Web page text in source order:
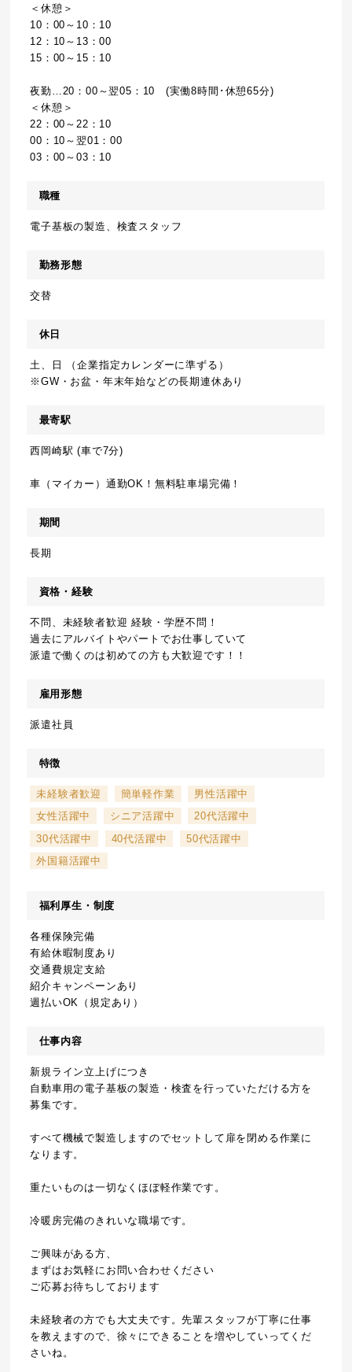
＜休憩＞
10：00～10：10
12：10～13：00
15：00～15：10
夜勤…20：00～翌05：10 (実働8時間･休憩65分)
＜休憩＞
22：00～22：10
00：10～翌01：00
03：00～03：10
職種
電子基板の製造、検査スタッフ
勤務形態
交替
休日
土、日 （企業指定カレンダーに準ずる）
※GW・お盆・年末年始などの長期連休あり
最寄駅
西岡崎駅 (車で7分)
車（マイカー）通勤OK！無料駐車場完備！
期間
長期
資格・経験
不問、未経験者歓迎 経験・学歴不問！
過去にアルバイトやパートでお仕事していて
派遣で働くのは初めての方も大歓迎です！！
雇用形態
派遣社員
特徴
未経験者歓迎 簡単軽作業
男性活躍中
女性活躍中
シニア活躍中
20代活躍中
30代活躍中
40代活躍中
50代活躍中
外国籍活躍中
福利厚生・制度
各種保険完備
有給休暇制度あり
交通費規定支給
紹介キャンペーンあり
週払いOK（規定あり）
仕事内容
新規ライン立上げにつき
自動車用の電子基板の製造・検査を行っていただける方を
募集です。
すべて機械で製造しますのでセットして扉を閉める作業に
なります。
重たいものは一切なくほぼ軽作業です。
冷暖房完備のきれいな職場です。
ご興味がある方、
まずはお気軽にお問い合わせください
ご応募お待ちしております
未経験者の方でも大丈夫です。先輩スタッフが丁寧に仕事
を教えますので、徐々にできることを増やしていってくだ
さいね。